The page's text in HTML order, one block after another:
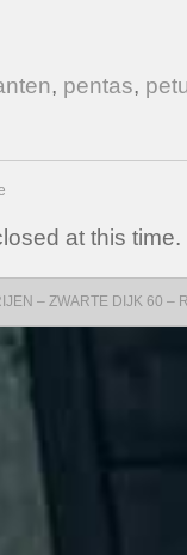
, pentas,
at this time.
– ZWARTE DIJK 60 –